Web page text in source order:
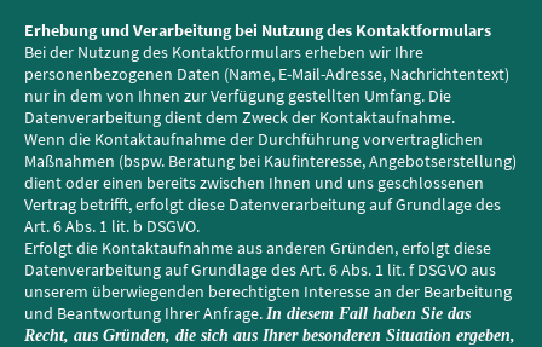
Erhebung und Verarbeitung bei Nutzung des Kontaktformulars
Bei der Nutzung des Kontaktformulars erheben wir Ihre
personenbezogenen Daten (Name, E-Mail-Adresse, Nachrichtentext)
nur in dem von Ihnen zur Verfügung gestellten Umfang. Die
Datenverarbeitung dient dem Zweck der Kontaktaufnahme.
Wenn die Kontaktaufnahme der Durchführung vorvertraglichen
Maßnahmen (bspw. Beratung bei Kaufinteresse, Angebotserstellung)
dient oder einen bereits zwischen Ihnen und uns geschlossenen
Vertrag betrifft, erfolgt diese Datenverarbeitung auf Grundlage des
Art. 6 Abs. 1 lit. b DSGVO.
Erfolgt die Kontaktaufnahme aus anderen Gründen, erfolgt diese
Datenverarbeitung auf Grundlage des Art. 6 Abs. 1 lit. f DSGVO aus
unserem überwiegenden berechtigten Interesse an der Bearbeitung
und Beantwortung Ihrer Anfrage. In diesem Fall haben Sie das
Recht, aus Gründen, die sich aus Ihrer besonderen Situation ergeben,